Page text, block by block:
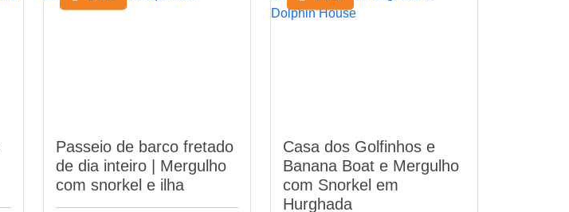
Passeio de barco fretado
de dia inteiro | Mergulho
com snorkel e ilha
Casa dos Golfinhos e
Banana Boat e Mergulho
com Snorkel em
Hurghada